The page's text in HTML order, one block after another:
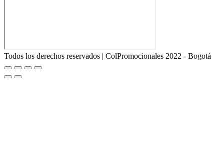
Todos los derechos reservados | ColPromocionales 2022 - Bogotá